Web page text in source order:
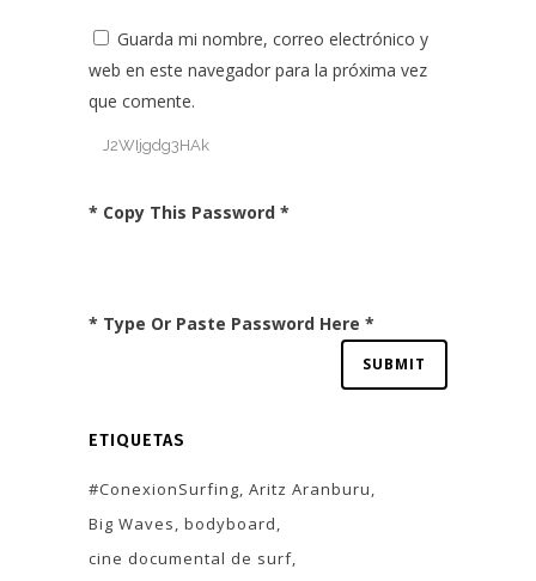
Guarda mi nombre, correo electrónico y
web en este navegador para la próxima vez
que comente.
* Copy This Password *
* Type Or Paste Password Here *
ETIQUETAS
#ConexionSurfing Aritz Aranburu
Big Waves bodyboard
cine documental de surf